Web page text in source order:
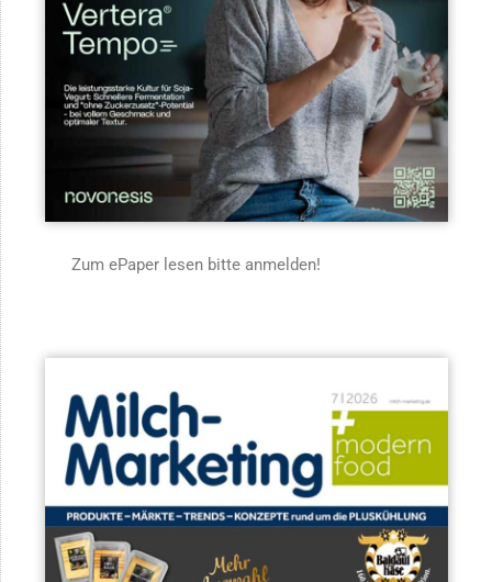
Zum ePaper lesen bitte anmelden!